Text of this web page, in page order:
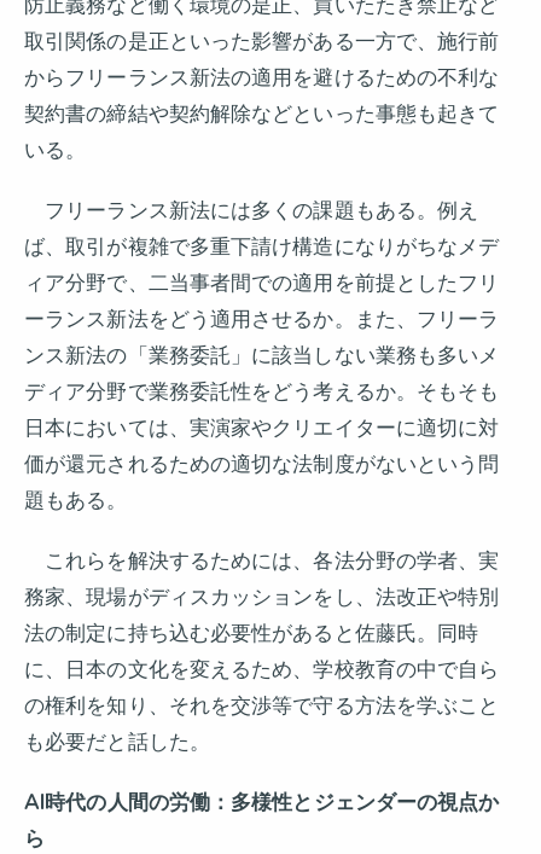
取引関係の是正といった影響がある一方で、施行前
からフリーランス新法の適用を避けるための不利な
契約書の締結や契約解除などといった事態も起きて
いる。
フリーランス新法には多くの課題もある。例え
ば、取引が複雑で多重下請け構造になりがちなメデ
ィア分野で、二当事者間での適用を前提としたフリ
ーランス新法をどう適用させるか。また、フリーラ
ンス新法の「業務委託」に該当しない業務も多いメ
ディア分野で業務委託性をどう考えるか。そもそも
日本においては、実演家やクリエイターに適切に対
価が還元されるための適切な法制度がないという問
題もある。
これらを解決するためには、各法分野の学者、実
務家、現場がディスカッションをし、法改正や特別
法の制定に持ち込む必要性があると佐藤氏。同時
に、日本の文化を変えるため、学校教育の中で自ら
の権利を知り、それを交渉等で守る方法を学ぶこと
も必要だと話した。
AI時代の人間の労働：多様性とジェンダーの視点か
ら